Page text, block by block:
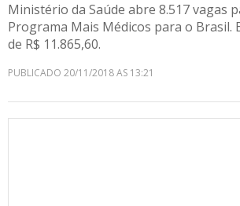
Ministério da Saúde abre 8.517 vagas
Programa Mais Médicos para o Brasil.
de R$ 11.865,60.
PUBLICADO 20/11/2018 AS 13:21